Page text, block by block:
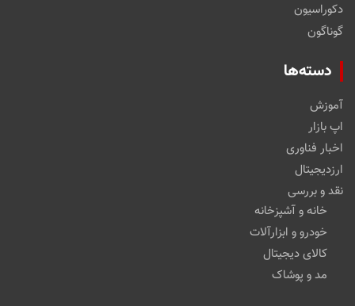
دکوراسیون
گوناگون
دسته‌ها
آموزش
اپ بازار
اخبار فناوری
ارزدیجیتال
نقد و بررسی
خانه و آشپزخانه
خودرو و ابزارآلات
کالای دیجیتال
مد و پوشاک